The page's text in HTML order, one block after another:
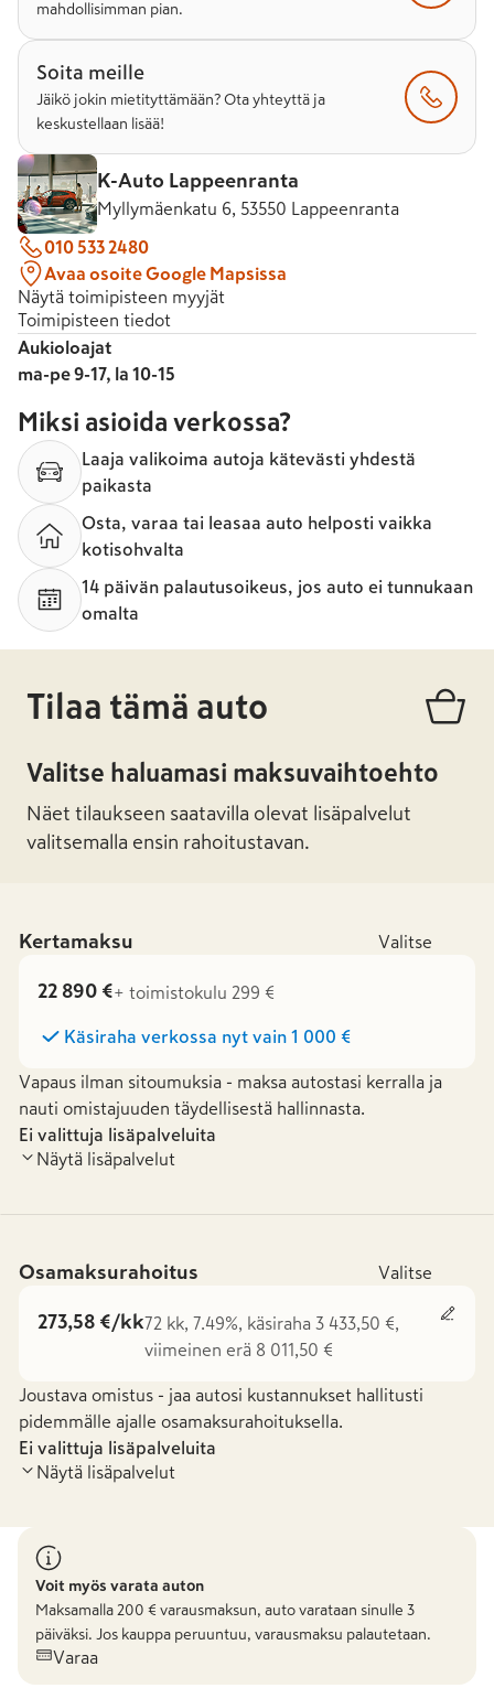
mahdollisimman pian.
Soita meille
Jäikö jokin mietityttämään? Ota yhteyttä ja
keskustellaan lisää!
K-Auto Lappeenranta
Myllymäenkatu 6, 53550 Lappeenranta
010 533 2480
Avaa osoite Google Mapsissa
Näytä toimipisteen myyjät
Toimipisteen tiedot
Aukioloajat
ma-pe 9-17, la 10-15
Miksi asioida verkossa?
Laaja valikoima autoja kätevästi yhdestä
paikasta
Osta, varaa tai leasaa auto helposti vaikka
kotisohvalta
14 päivän palautusoikeus, jos auto ei tunnukaan
omalta
Tilaa tämä auto
Valitse haluamasi maksuvaihtoehto
Näet tilaukseen saatavilla olevat lisäpalvelut
valitsemalla ensin rahoitustavan.
Kertamaksu Valitse
22 890 €+ toimistokulu 299 €
Käsiraha verkossa nyt vain 1 000 €
Vapaus ilman sitoumuksia - maksa autostasi kerralla ja
nauti omistajuuden täydellisestä hallinnasta.
Ei valittuja lisäpalveluita
Näytä lisäpalvelut
Osamaksurahoitus Valitse
273,58 €/kk72 kk, 7.49%, käsiraha 3 433,50 €,
viimeinen erä 8 011,50 €
Joustava omistus - jaa autosi kustannukset hallitusti
pidemmälle ajalle osamaksurahoituksella.
Ei valittuja lisäpalveluita
Näytä lisäpalvelut
Voit myös varata auton
Maksamalla 200 € varausmaksun, auto varataan sinulle 3
päiväksi. Jos kauppa peruuntuu, varausmaksu palautetaan.
Varaa